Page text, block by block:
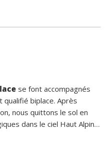
se font accompagnés
qualifié biplace. Après
nous quittons le sol en
dans le ciel Haut Alpin…